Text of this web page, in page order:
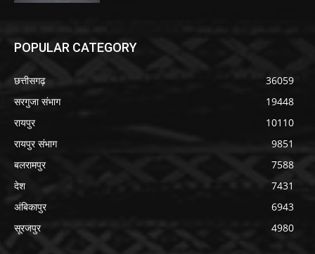
POPULAR CATEGORY
छत्तीसगढ़
36059
सरगुजा संभाग
19448
रायपुर
10110
रायपुर संभाग
9851
बलरामपुर
7588
देश
7431
अंबिकापुर
6943
सूरजपुर
4980